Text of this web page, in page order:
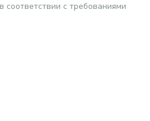
соответствии с требованиями